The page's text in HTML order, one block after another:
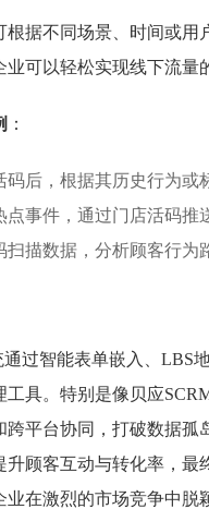
据不同场景、时间或
可以轻松实现线下流量
：
码后，根据其历史行为
点事件，通过门店活码
扫描数据，分析顾客行为
过智能表单嵌入、LBS
具。特别是像贝应
跨平台协同，打破数据
顾客互动与转化率，
在激烈的市场竞争中脱